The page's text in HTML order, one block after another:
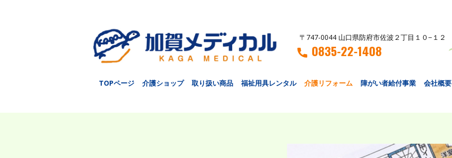
〒747-0044 山口県防府市佐波２丁目１０−１２
0835-22-1408
TOPページ 介護ショップ 取り扱い商品 福祉用具レンタル 介護リフォーム 障がい者給付事業 会社概要